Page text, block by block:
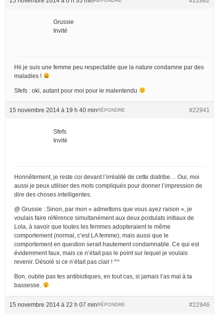
Grussie
Invité
Hii je suis une femme peu respectable que la nature condamne par des
maladies !
Sfefs : oki, autant pour moi pour le malentendu
15 novembre 2014 à 19 h 40 min #22941
RÉPONDRE
Sfefs
Invité
Honnêtement, je reste coi devant l’irréalité de cette diatribe… Oui, moi
aussi je peux utiliser des mots compliqués pour donner l’impression de
dire des choses intelligentes.
@ Grussie : Sinon, par mon « admettons que vous ayez raison », je
voulais faire référence simultanément aux deux postulats initiaux de
Lola, à savoir que toutes les femmes adopteraient le même
comportement (normal, c’est LA femme), mais aussi que le
comportement en question serait hautement condamnable. Ce qui est
évidemment faux, mais ce n’était pas le point sur lequel je voulais
revenir. Désolé si ce n’était pas clair ! ^^
Bon, oublie pas tes antibiotiques, en tout cas, si jamais t’as mal à ta
bassesse.
15 novembre 2014 à 22 h 07 min #22946
RÉPONDRE